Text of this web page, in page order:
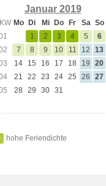
Januar 2019
KW Mo Di Mi Do Fr Sa So
1 2 3 4 5
6
7 8 9 10 11 12
13
14 15 16 17 18 19
20
21 22 23 24 25 26
27
28 29 30 31
hohe Feriendichte